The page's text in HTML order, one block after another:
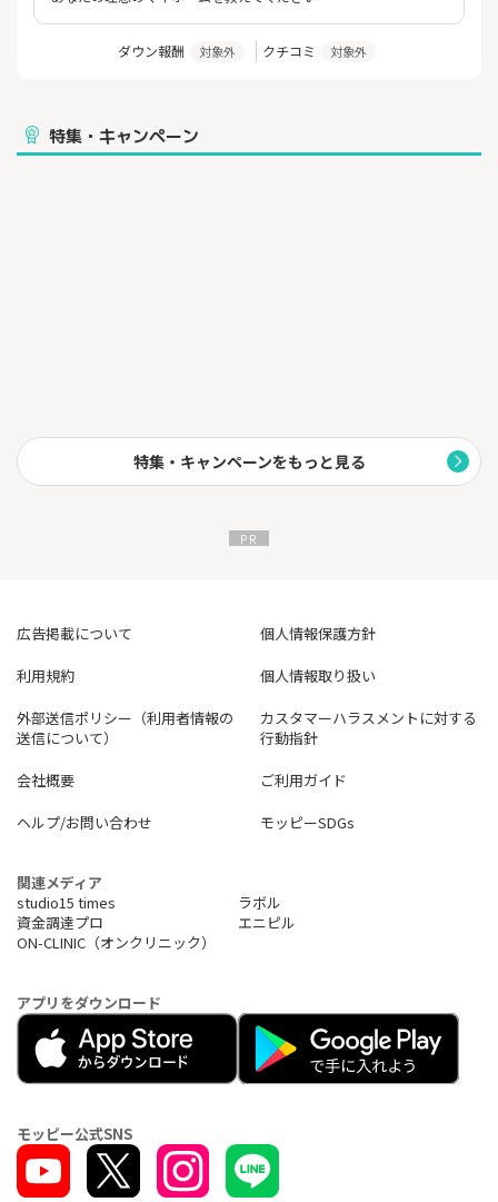
ダウン報酬 対象外 クチコミ 対象外
特集・キャンペーン
特集・キャンペーンをもっと見る
広告掲載について
個人情報保護方針
利用規約
個人情報取り扱い
外部送信ポリシー（利用者情報の
送信について）
カスタマーハラスメントに対する
行動指針
会社概要
ご利用ガイド
ヘルプ/お問い合わせ
モッピーSDGs
関連メディア
studio15 times
ラボル
資金調達プロ
エニピル
ON-CLINIC（オンクリニック）
アプリをダウンロード
モッピー公式SNS